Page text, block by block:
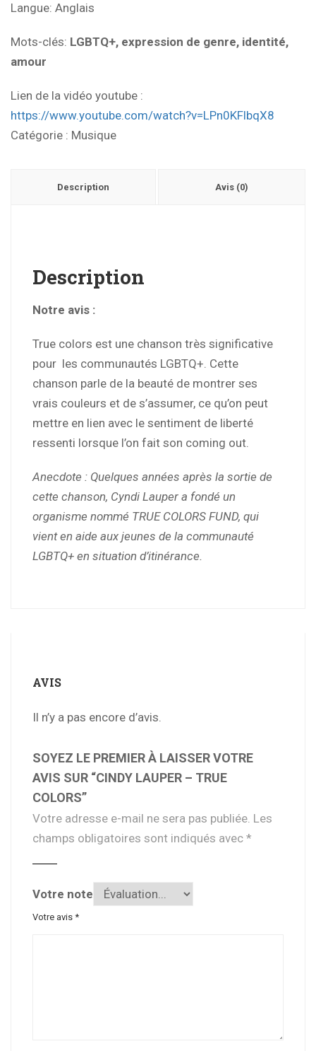
Langue: Anglais
Mots-clés: LGBTQ+, expression de genre, identité,
amour
Lien de la vidéo youtube :
https://www.youtube.com/watch?v=LPn0KFlbqX8
Catégorie : Musique
Description Avis (0)
Description
Notre avis :
True colors est une chanson très significative
pour les communautés LGBTQ+. Cette
chanson parle de la beauté de montrer ses
vrais couleurs et de s’assumer, ce qu’on peut
mettre en lien avec le sentiment de liberté
ressenti lorsque l’on fait son coming out.
Anecdote : Quelques années après la sortie de
cette chanson, Cyndi Lauper a fondé un
organisme nommé TRUE COLORS FUND, qui
vient en aide aux jeunes de la communauté
LGBTQ+ en situation d’itinérance.
AVIS
Il n’y a pas encore d’avis.
SOYEZ LE PREMIER À LAISSER VOTRE
AVIS SUR “CINDY LAUPER – TRUE
COLORS”
Votre adresse e-mail ne sera pas publiée. Les
champs obligatoires sont indiqués avec *
Votre note
Votre avis *